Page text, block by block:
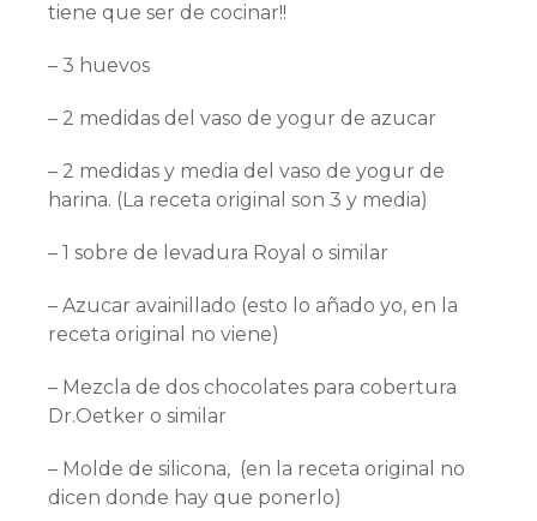
tiene que ser de cocinar!!
– 3 huevos
– 2 medidas del vaso de yogur de azucar
– 2 medidas y media del vaso de yogur de
harina. (La receta original son 3 y media)
– 1 sobre de levadura Royal o similar
– Azucar avainillado (esto lo añado yo, en la
receta original no viene)
– Mezcla de dos chocolates para cobertura
Dr.Oetker o similar
– Molde de silicona, (en la receta original no
dicen donde hay que ponerlo)